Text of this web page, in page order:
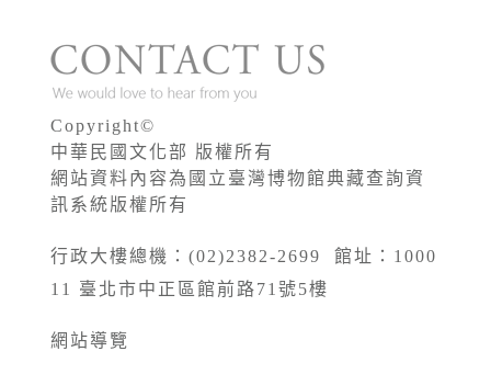
Copyright©
中華民國文化部 版權所有
網站資料內容為國立臺灣博物館典藏查詢資
訊系統版權所有
行政大樓總機：(02)2382-2699 館址：1000
11 臺北市中正區館前路71號5樓
網站導覽